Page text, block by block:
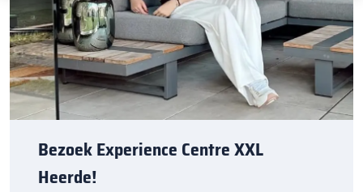
Bezoek Experience Centre XXL
Heerde!